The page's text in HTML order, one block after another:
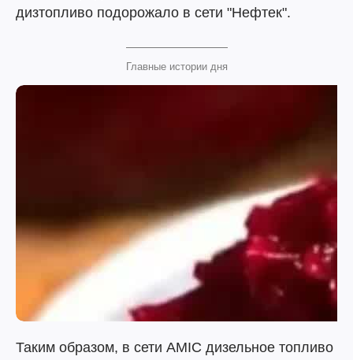
дизтопливо подорожало в сети "Нефтек".
Главные истории дня
Таким образом, в сети AMIC дизельное топливо